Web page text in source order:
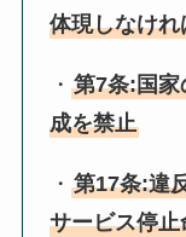
体現しなけ
・第7条:国家
成を禁止
・第17条:違
サービス停止